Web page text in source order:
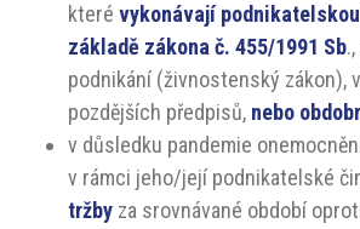
které vykonávají
základě zákona č. 455/1991 Sb
podnikání (živnostenský zákon),
pozdějších předpisů, nebo
v důsledku pandemie
v rámci jeho/její podnikatelské
tržby za srovnávané období